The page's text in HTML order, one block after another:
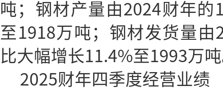
吨；钢材产量由2024财年的
至1918万吨；钢材发货量由
比大幅增长11.4%至1993万
2025财年四季度经营业绩